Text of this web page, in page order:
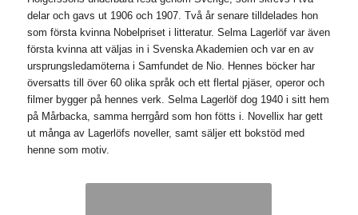
delar och gavs ut 1906 och 1907. Två år senare tilldelades hon
som första kvinna Nobelpriset i litteratur. Selma Lagerlöf var även
första kvinna att väljas in i Svenska Akademien och var en av
ursprungsledamöterna i Samfundet de Nio. Hennes böcker har
översatts till över 60 olika språk och ett flertal pjäser, operor och
filmer bygger på hennes verk. Selma Lagerlöf dog 1940 i sitt hem
på Mårbacka, ­samma herrgård som hon fötts i. Novellix har gett
ut många av Lagerlöfs noveller, samt säljer ett bokstöd med
henne som motiv.